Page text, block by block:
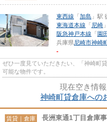
東西線 「 加島 」駅
東海道本線 「 尼崎
阪急神戸本線 「 園
兵庫県尼崎市神崎
-
ぜひ一度見ていただきたい、「神崎町
可能な物件です。
現在空き情報
神崎町貸倉庫への
賃貸｜倉庫 長洲東通1丁目倉庫